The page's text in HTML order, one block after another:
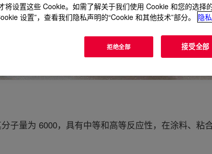
子量为 6000，具有中等和高等反应性，在涂料、粘
将设置这些 Cookie。如需了解关于我们使用 Cookie 和您的选择
设置”，查看我们隐私声明的“Cookie 和其他技术”部分。
隐
拒绝全部 接受全部